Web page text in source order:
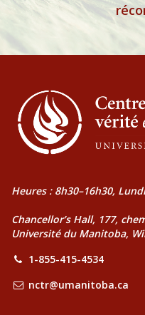
Heures : 8h30–16h30,
Chancellor’s Hall, 177,
Université du Manitoba,
1-855-415-4534
nctr@umanitoba.ca